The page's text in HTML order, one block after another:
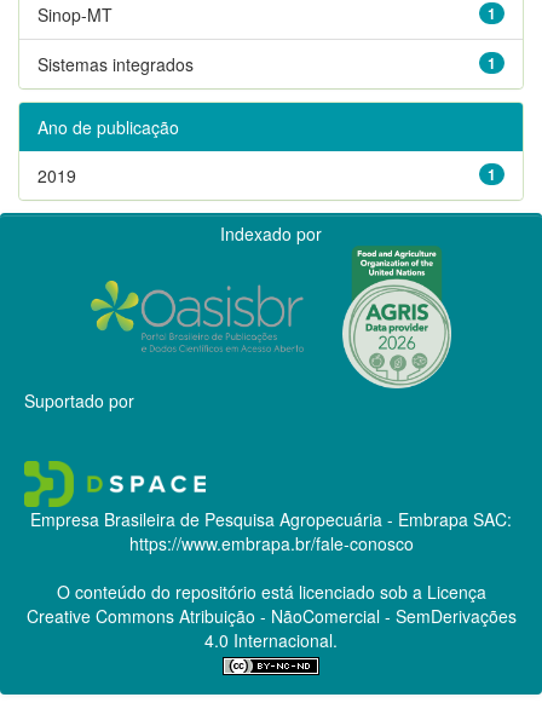
1
Sinop-MT
1
Sistemas integrados
Ano de publicação
1
2019
Indexado por
Suportado por
Empresa Brasileira de Pesquisa Agropecuária - Embrapa SAC:
https://www.embrapa.br/fale-conosco
O conteúdo do repositório está licenciado sob a Licença
Creative CommonsAtribuição - NãoComercial - SemDerivações
4.0 Internacional.